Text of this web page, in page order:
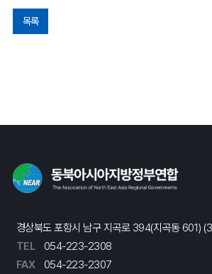
목록
경상북도 포항시 남구 지곡로 394(지곡동 601)
TEL
054-223-2308
FAX
054-223-2307